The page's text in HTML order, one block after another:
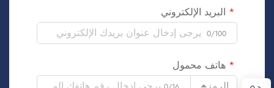
البريد الإلكتروني
0/100
هاتف محمول